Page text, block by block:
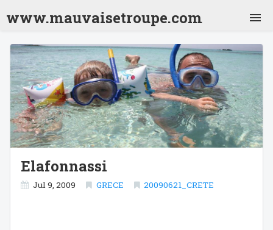
www.mauvaisetroupe.com
Inde 2001 (2)
Thailande 2001
Laos 2001
Vietnam 2001
Cambodge 2001
Thailande 2001 (2)
Japon 2001
Chili 2001
Argentine 2001
Bolivie 2001
Bresil 2001
Mexique 2001
Crête 2009
Turquie 2010
Elafonnassi
Jul 9, 2009 GRECE 20090621_CRETE